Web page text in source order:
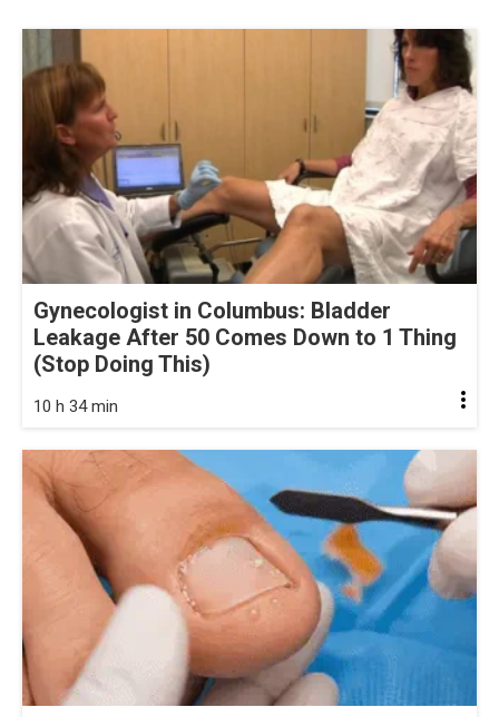
Gynecologist in Columbus: Bladder
Leakage After 50 Comes Down to 1 Thing
(Stop Doing This)
10 h 34 min